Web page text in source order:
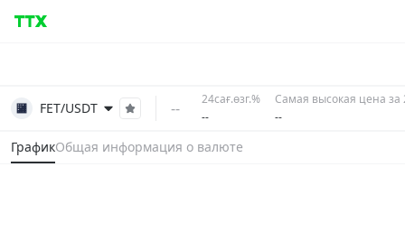
FET/USDT --
24сағ.өзг.%
--
Самая высокая цена за
--
ГрафикОбщая информация о валюте